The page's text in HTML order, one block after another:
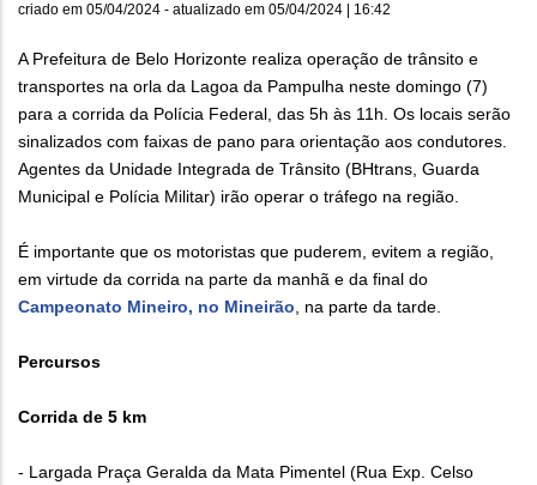
criado em 05/04/2024 - atualizado em 05/04/2024 | 16:42
A Prefeitura de Belo Horizonte realiza operação de trânsito e
transportes na orla da Lagoa da Pampulha neste domingo (7)
para a corrida da Polícia Federal, das 5h às 11h. Os locais serão
sinalizados com faixas de pano para orientação aos condutores.
Agentes da Unidade Integrada de Trânsito (BHtrans, Guarda
Municipal e Polícia Militar) irão operar o tráfego na região.
É importante que os motoristas que puderem, evitem a região,
em virtude da corrida na parte da manhã e da final do
Campeonato Mineiro, no Mineirão, na parte da tarde.
Percursos
Corrida de 5 km
- Largada Praça Geralda da Mata Pimentel (Rua Exp. Celso